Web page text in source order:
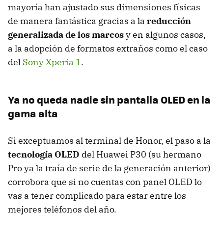
mayoría han ajustado sus dimensiones físicas
de manera fantástica gracias a la reducción
generalizada de los marcosy en algunos casos,
a la adopción de formatos extraños como el caso
del Sony Xperia 1.
Ya no queda nadie sin pantalla OLED en la
gama alta
Si exceptuamos al terminal de Honor, el paso a la
tecnología OLED del Huawei P30 (su hermano
Pro ya la traía de serie de la generación anterior)
corrobora que si no cuentas con panel OLED lo
vas a tener complicado para estar entre los
mejores teléfonos del año.